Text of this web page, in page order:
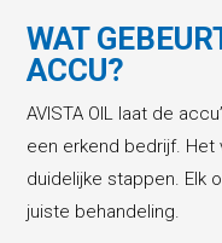
WAT
ACCU?
AVISTA OIL laat de
een erkend bedrijf.
duidelijke stappen. Elk
juiste behandeling.